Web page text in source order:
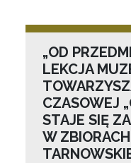
„OD
LEKCJA
CZASOWEJ
STAJE SIĘ
W